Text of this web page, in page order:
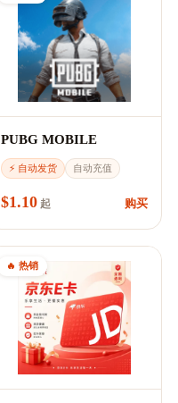
PUBG MOBILE
⚡ 自动发货 自动充值
$1.10 起 购买
🔥 热销